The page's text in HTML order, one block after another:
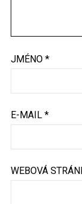
JMÉNO *
E-MAIL *
WEBOVÁ